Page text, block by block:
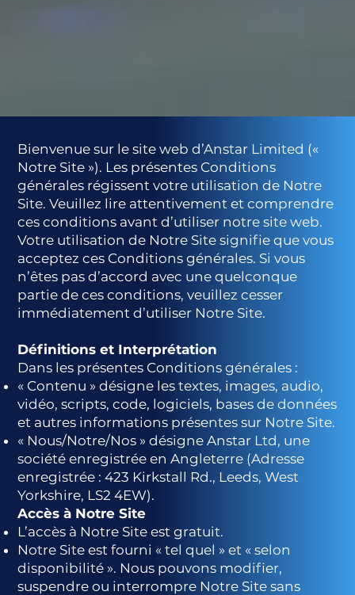
Bienvenue sur le site web d’Anstar Limited («
Notre Site »). Les présentes Conditions
générales régissent votre utilisation de Notre
Site. Veuillez lire attentivement et comprendre
ces conditions avant d’utiliser notre site web.
Votre utilisation de Notre Site signifie que vous
acceptez ces Conditions générales. Si vous
n’êtes pas d’accord avec une quelconque
partie de ces conditions, veuillez cesser
immédiatement d’utiliser Notre Site.
Définitions et Interprétation
Dans les présentes Conditions générales :
« Contenu » désigne les textes, images, audio,
vidéo, scripts, code, logiciels, bases de données
et autres informations présentes sur Notre Site.
« Nous/Notre/Nos » désigne Anstar Ltd, une
société enregistrée en Angleterre (Adresse
enregistrée : 423 Kirkstall Rd., Leeds, West
Yorkshire, LS2 4EW).
Accès à Notre Site
L’accès à Notre Site est gratuit.
Notre Site est fourni « tel quel » et « selon
disponibilité ». Nous pouvons modifier,
suspendre ou interrompre Notre Site sans